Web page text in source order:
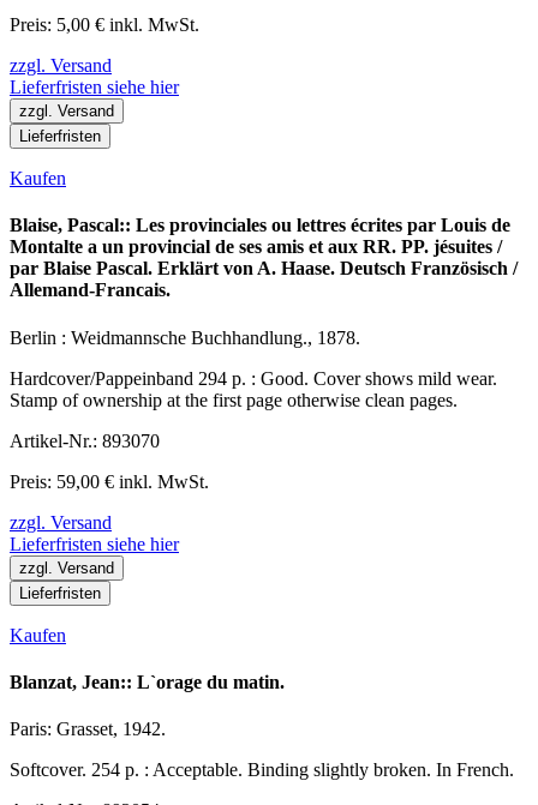
Preis: 5,00 € inkl. MwSt.
zzgl. Versand
Lieferfristen siehe hier
zzgl. Versand
Lieferfristen
Kaufen
Blaise, Pascal:: Les provinciales ou lettres écrites par Louis de
Montalte a un provincial de ses amis et aux RR. PP. jésuites /
par Blaise Pascal. Erklärt von A. Haase. Deutsch Französisch /
Allemand-Francais.
Berlin : Weidmannsche Buchhandlung., 1878.
Hardcover/Pappeinband 294 p. : Good. Cover shows mild wear.
Stamp of ownership at the first page otherwise clean pages.
Artikel-Nr.: 893070
Preis: 59,00 € inkl. MwSt.
zzgl. Versand
Lieferfristen siehe hier
zzgl. Versand
Lieferfristen
Kaufen
Blanzat, Jean:: L`orage du matin.
Paris: Grasset, 1942.
Softcover. 254 p. : Acceptable. Binding slightly broken. In French.